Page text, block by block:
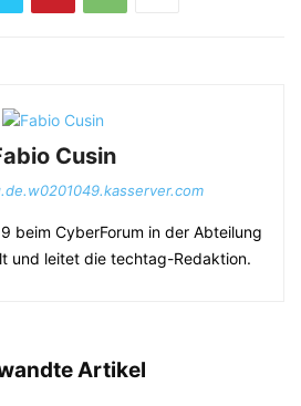
Cusin
beim CyberForum in der Abteilung
und leitet die techtag-Redaktion.
Artikel